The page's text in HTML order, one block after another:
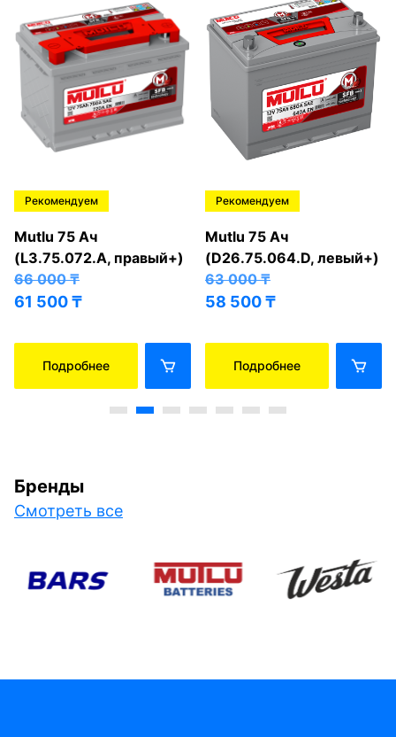
Рекомендуем
Mutlu 75 Ач
(L3.75.072.A, правый+)
66 000₸
61 500₸
Подробнее
Рекомендуем
Mutlu 75 Ач
(D26.75.064.D, левый+)
63 000₸
58 500₸
Подробнее
Бренды
Смотреть все